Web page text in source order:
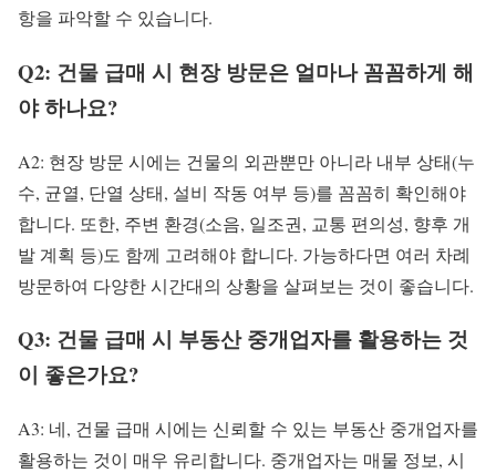
항을 파악할 수 있습니다.
Q2: 건물 급매 시 현장 방문은 얼마나 꼼꼼하게 해
야 하나요?
A2: 현장 방문 시에는 건물의 외관뿐만 아니라 내부 상태(누
수, 균열, 단열 상태, 설비 작동 여부 등)를 꼼꼼히 확인해야
합니다. 또한, 주변 환경(소음, 일조권, 교통 편의성, 향후 개
발 계획 등)도 함께 고려해야 합니다. 가능하다면 여러 차례
방문하여 다양한 시간대의 상황을 살펴보는 것이 좋습니다.
Q3: 건물 급매 시 부동산 중개업자를 활용하는 것
이 좋은가요?
A3: 네, 건물 급매 시에는 신뢰할 수 있는 부동산 중개업자를
활용하는 것이 매우 유리합니다. 중개업자는 매물 정보, 시